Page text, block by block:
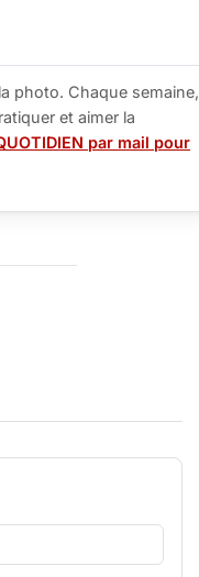
photo. Chaque semaine,
et aimer la
par mail pour